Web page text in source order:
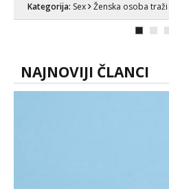
Pusenje i
imam uvijek
Kategorija: Sex Ženska osoba
NAJNOVIJI ČLANCI